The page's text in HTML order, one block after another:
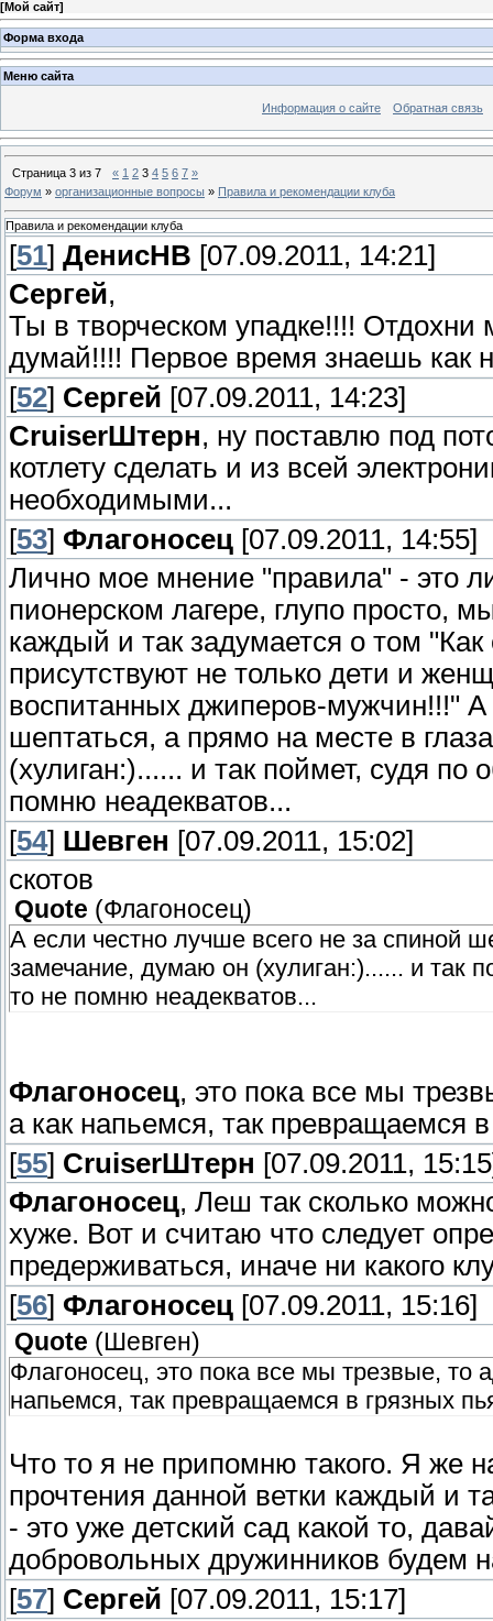
[Мой сайт]
Форма входа
Меню сайта
Информация о сайте Обратная связь
Страница 3 из 7 « 1 2 3 4 5 6 7 »
Форум » организационные вопросы » Правила и рекомендации клуба
Правила и рекомендации клуба
[51] ДенисНВ [07.09.2011, 14:21]
Сергей,
Ты в творческом упадке!!!! Отдохни
думай!!!! Первое время знаешь как
[52] Сергей [07.09.2011, 14:23]
СruiserШтерн, ну поставлю под
котлету сделать и из всей
необходимыми...
[53] Флагоносец [07.09.2011, 14:55]
Лично мое мнение "правила" - это
пионерском лагере, глупо просто,
каждый и так задумается о том
присутствуют не только дети и
воспитанных джиперов-мужчин!!!" А
шептаться, а прямо на месте в
(хулиган:)...... и так поймет, судя
помню неадекватов...
[54] Шевген [07.09.2011, 15:02]
скотов
Quote (Флагоносец)
А если честно лучше всего не за спиной
замечание, думаю он (хулиган:)...... и так
то не помню неадекватов...
Флагоносец, это пока все мы
а как напьемся, так превращаемся
[55] СruiserШтерн [07.09.2011,
Флагоносец, Леш так сколько
хуже. Вот и считаю что следует
предерживаться, иначе ни какого
[56] Флагоносец [07.09.2011, 15:16]
Quote ( Шевген)
Флагоносец, это пока все мы трезвые, то
напьемся, так превращаемся в грязных
Что то я не припомню такого. Я же
прочтения данной ветки каждый и
- это уже детский сад какой то,
добровольных дружинников будем
[57] Сергей [07.09.2011, 15:17]